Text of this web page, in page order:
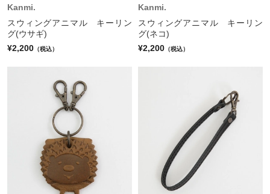
Kanmi.
スウィングアニマル キーリン
グ(ウサギ)
¥2,200 （税込）
Kanmi.
スウィングアニマル キーリン
グ(ネコ)
¥2,200 （税込）